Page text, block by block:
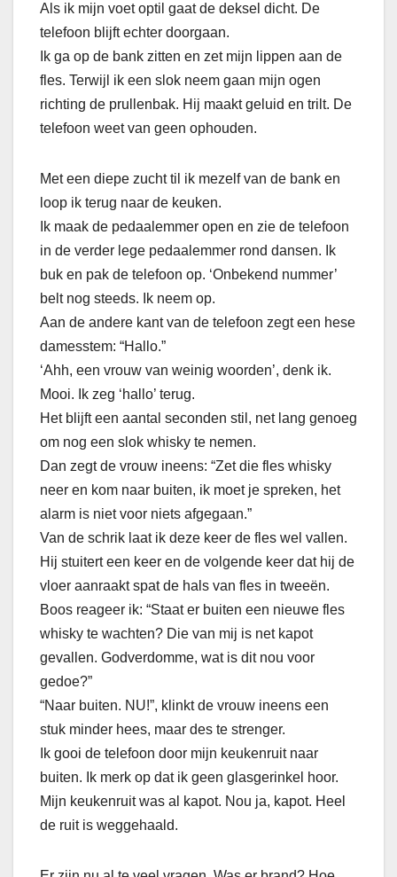
Als ik mijn voet optil gaat de deksel dicht. De
telefoon blijft echter doorgaan.
Ik ga op de bank zitten en zet mijn lippen aan de
fles. Terwijl ik een slok neem gaan mijn ogen
richting de prullenbak. Hij maakt geluid en trilt. De
telefoon weet van geen ophouden.
Met een diepe zucht til ik mezelf van de bank en
loop ik terug naar de keuken.
Ik maak de pedaalemmer open en zie de telefoon
in de verder lege pedaalemmer rond dansen. Ik
buk en pak de telefoon op. ‘Onbekend nummer’
belt nog steeds. Ik neem op.
Aan de andere kant van de telefoon zegt een hese
damesstem: “Hallo.”
‘Ahh, een vrouw van weinig woorden’, denk ik.
Mooi. Ik zeg ‘hallo’ terug.
Het blijft een aantal seconden stil, net lang genoeg
om nog een slok whisky te nemen.
Dan zegt de vrouw ineens: “Zet die fles whisky
neer en kom naar buiten, ik moet je spreken, het
alarm is niet voor niets afgegaan.”
Van de schrik laat ik deze keer de fles wel vallen.
Hij stuitert een keer en de volgende keer dat hij de
vloer aanraakt spat de hals van fles in tweeën.
Boos reageer ik: “Staat er buiten een nieuwe fles
whisky te wachten? Die van mij is net kapot
gevallen. Godverdomme, wat is dit nou voor
gedoe?”
“Naar buiten. NU!”, klinkt de vrouw ineens een
stuk minder hees, maar des te strenger.
Ik gooi de telefoon door mijn keukenruit naar
buiten. Ik merk op dat ik geen glasgerinkel hoor.
Mijn keukenruit was al kapot. Nou ja, kapot. Heel
de ruit is weggehaald.